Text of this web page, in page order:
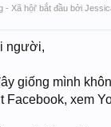
- Xã hội' bắt đầu bởi
người,
giống mình
Facebook, xem